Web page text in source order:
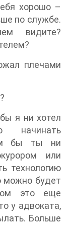
хорошо –
по службе.
видите?
плечами
я ни хотел
бы ты ни
или
технологию
можно будет
это еще
у адвоката,
Больше